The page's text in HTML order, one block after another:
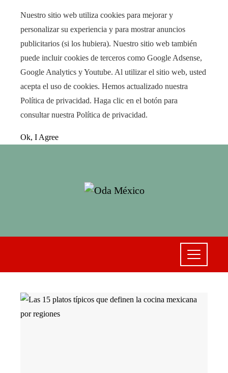
Nuestro sitio web utiliza cookies para mejorar y
personalizar su experiencia y para mostrar anuncios
publicitarios (si los hubiera). Nuestro sitio web también
puede incluir cookies de terceros como Google Adsense,
Google Analytics y Youtube. Al utilizar el sitio web, usted
acepta el uso de cookies. Hemos actualizado nuestra
Política de privacidad. Haga clic en el botón para
consultar nuestra Política de privacidad.
Ok, I Agree